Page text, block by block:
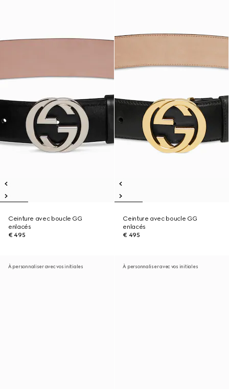
Ceinture avec boucle GG
enlacés
€ 495
Ceinture avec boucle GG
enlacés
€ 495
À personnaliser avec vos initiales À personnaliser avec vos initiales